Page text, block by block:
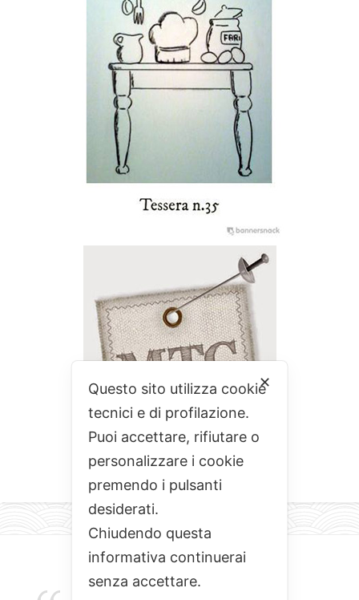
✕
Questo sito utilizza cookie
tecnici e di profilazione.
Puoi accettare, rifiutare o
personalizzare i cookie
premendo i pulsanti
desiderati.
Chiudendo questa
informativa continuerai
senza accettare.